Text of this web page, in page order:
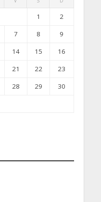
1
2
7 8
9
14 15
16
21 22
23
28 29
30